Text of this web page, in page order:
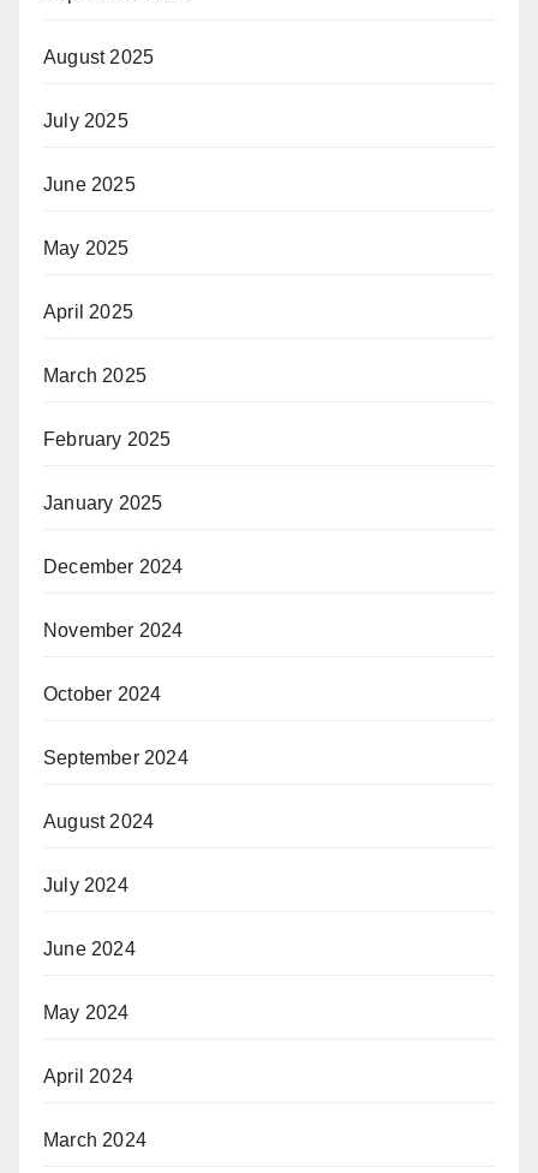
August 2025
July 2025
June 2025
May 2025
April 2025
March 2025
February 2025
January 2025
December 2024
November 2024
October 2024
September 2024
August 2024
July 2024
June 2024
May 2024
April 2024
March 2024